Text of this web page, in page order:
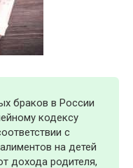
браков в России
кодексу
с
на детей
дохода родителя,